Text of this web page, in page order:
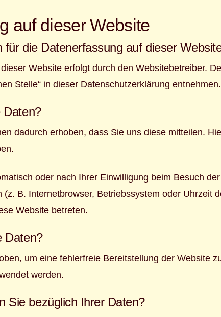
auf dieser Website
für die Datenerfassung auf dieser
Website erfolgt durch den Websitebetreiber.
Stelle“ in dieser Datenschutzerklärung entnehmen.
Daten?
dadurch erhoben, dass Sie uns diese mitteilen.
oder nach Ihrer Einwilligung beim Besuch
(z. B. Internetbrowser, Betriebssystem oder Uhrzeit
Website betreten.
Daten?
um eine fehlerfreie Bereitstellung der Website
werden.
Sie bezüglich Ihrer Daten?